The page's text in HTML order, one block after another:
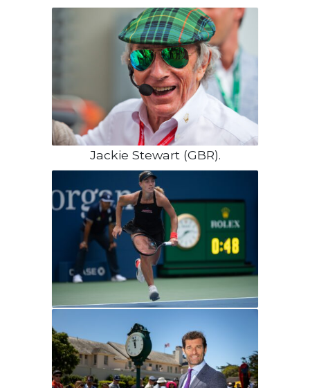
Jackie Stewart (GBR).